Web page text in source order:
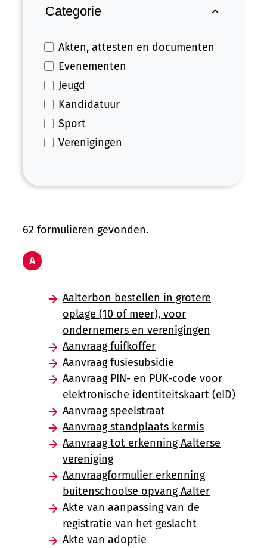
Filter op
Categorie
Akten, attesten en documenten
Evenementen
Jeugd
Kandidatuur
Sport
Verenigingen
62 formulieren gevonden.
A
Aalterbon bestellen in grotere
oplage (10 of meer), voor
ondernemers en verenigingen
Aanvraag fuifkoffer
Aanvraag fusiesubsidie
Aanvraag PIN- en PUK-code voor
elektronische identiteitskaart (eID)
Aanvraag speelstraat
Aanvraag standplaats kermis
Aanvraag tot erkenning Aalterse
vereniging
Aanvraagformulier erkenning
buitenschoolse opvang Aalter
Akte van aanpassing van de
registratie van het geslacht
Akte van adoptie